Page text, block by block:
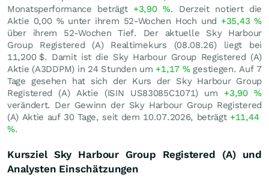
Monatsperformance beträgt +3,90%. Derzeit notiert die
Aktie 0,00 %unter ihrem 52-Wochen Hoch und +35,43%
über ihrem 52-Wochen Tief. Der aktuelle Sky Harbour
Group Registered (A) Realtimekurs (08.08.26) liegt bei
11,200 $. Damit ist die Sky Harbour Group Registered (A)
Aktie (A3DDPM) in 24 Stunden um +1,17 %gestiegen. Auf 7
Tage gesehen hat sich der Kurs der Sky Harbour Group
Registered (A) Aktie (ISIN US83085C1071) um +3,90%
verändert. Der Gewinn der Sky Harbour Group Registered
(A) Aktie auf 30 Tage, seit dem 10.07.2026, beträgt +11,44
%.
Kursziel Sky Harbour Group Registered (A) und
Analysten Einschätzungen